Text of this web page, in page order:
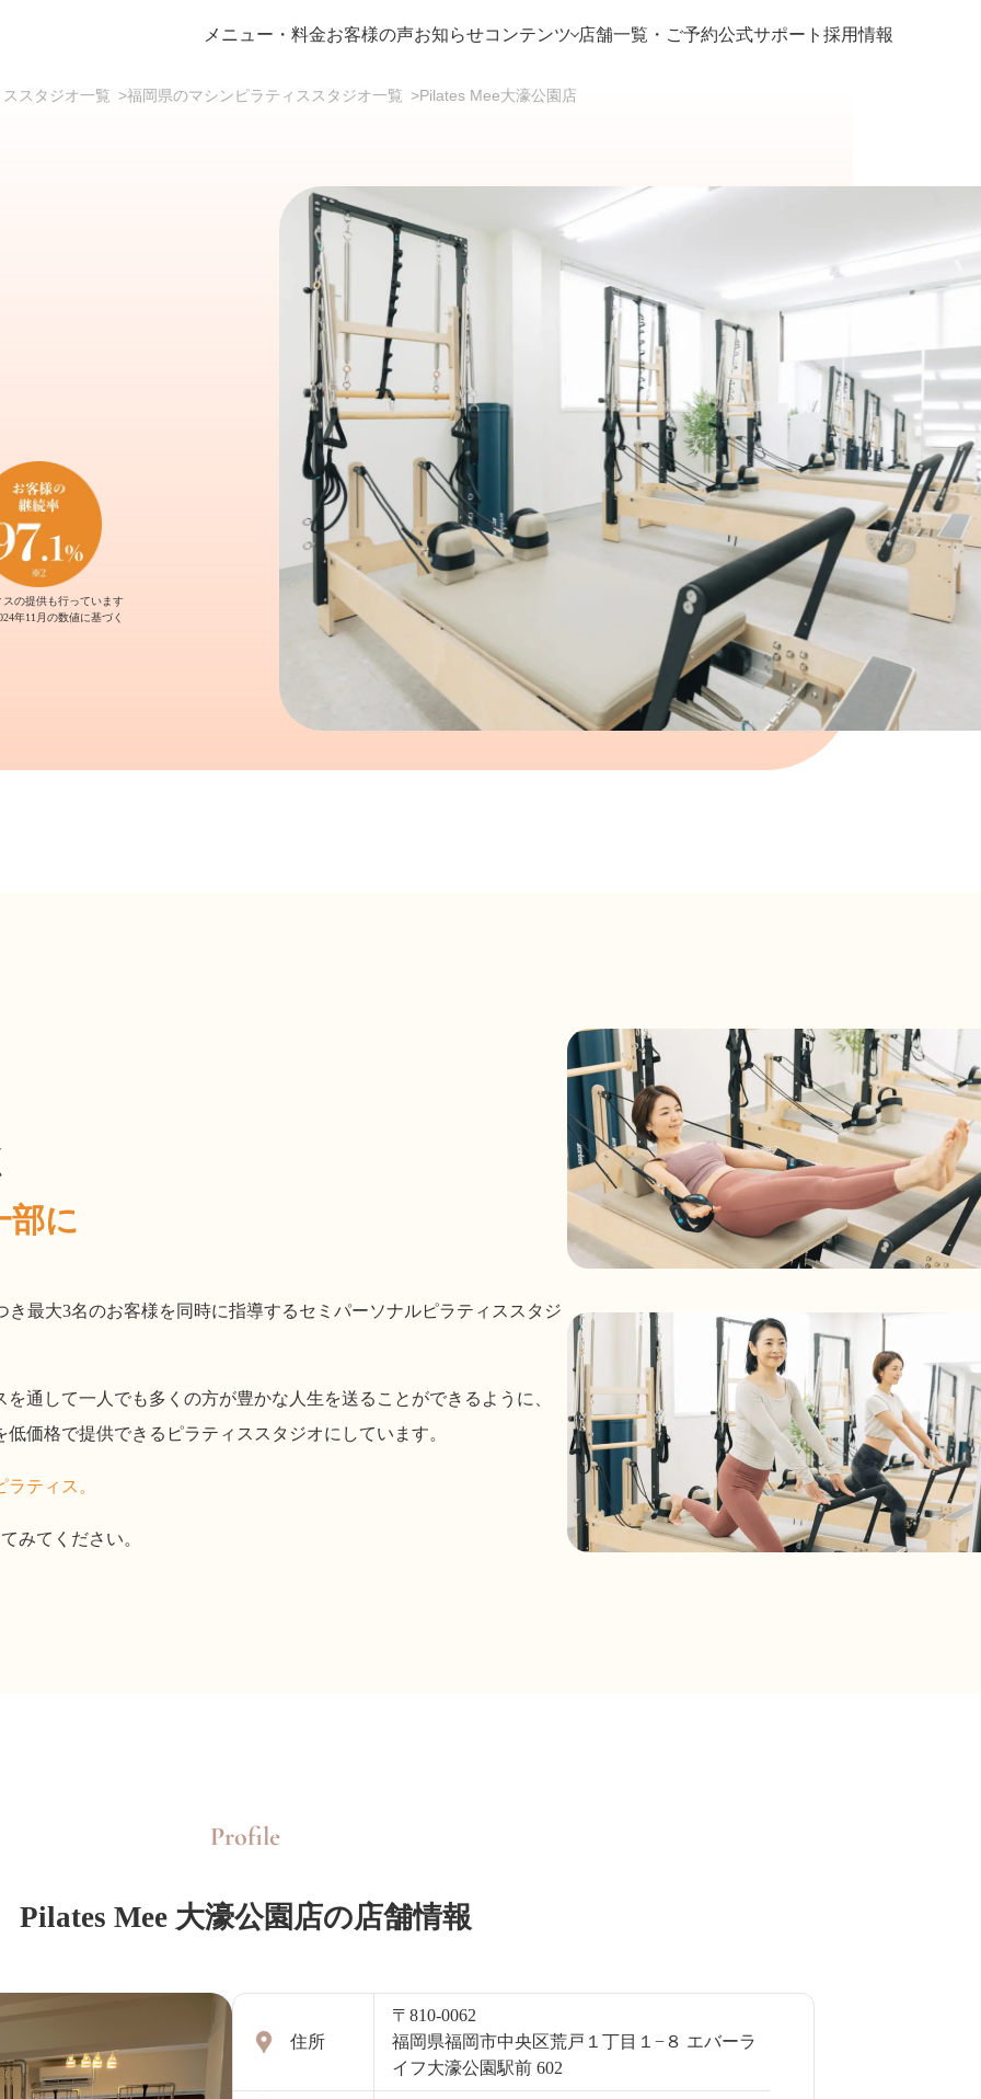
メニュー・料金お客様の声お知らせコンテンツ 店舗一覧・ご予約公式サポート 採用情報
スタジオ一覧 >福岡県のマシンピラティススタジオ一覧 >Pilates Mee大濠公園店
の提供も行っています
年11月の数値に基づく
部に
き最大3名のお客様を同時に指導するセミパーソナルピラティススタジ
通して一人でも多くの方が豊かな人生を送ることができるように、
価格で提供できるピラティススタジオにしています。
ティス。
みてください。
Profile
Pilates Mee 大濠公園店の店舗情報
住所
〒810-0062
福岡県福岡市中央区荒戸１丁目１−８ エバーラ
イフ大濠公園駅前 602